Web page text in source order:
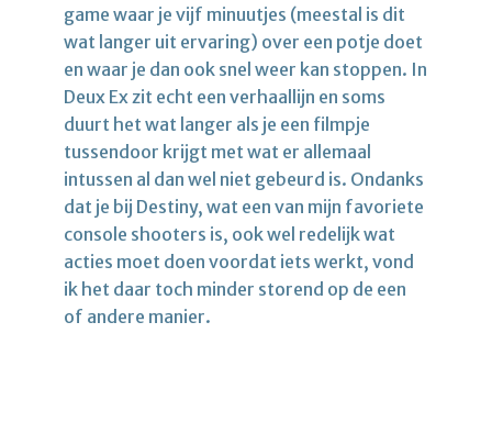
game waar je vijf minuutjes (meestal is dit
wat langer uit ervaring) over een potje doet
en waar je dan ook snel weer kan stoppen. In
Deux Ex zit echt een verhaallijn en soms
duurt het wat langer als je een filmpje
tussendoor krijgt met wat er allemaal
intussen al dan wel niet gebeurd is. Ondanks
dat je bij Destiny, wat een van mijn favoriete
console shooters is, ook wel redelijk wat
acties moet doen voordat iets werkt, vond
ik het daar toch minder storend op de een
of andere manier.